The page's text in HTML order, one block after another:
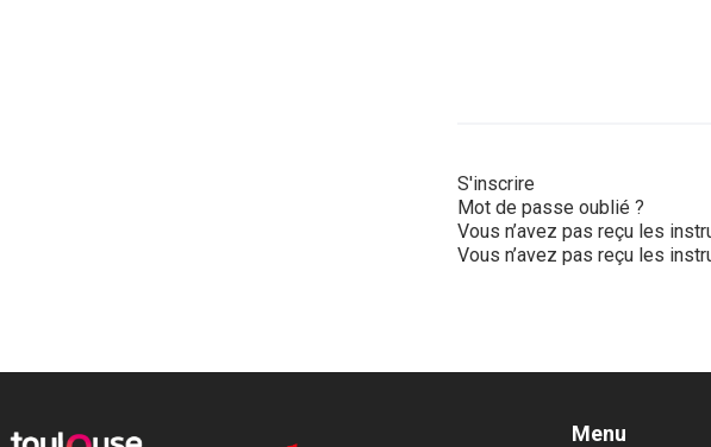
S'inscrire
Mot de passe oublié ?
Vous n’avez pas reçu les
Vous n’avez pas reçu les
Menu